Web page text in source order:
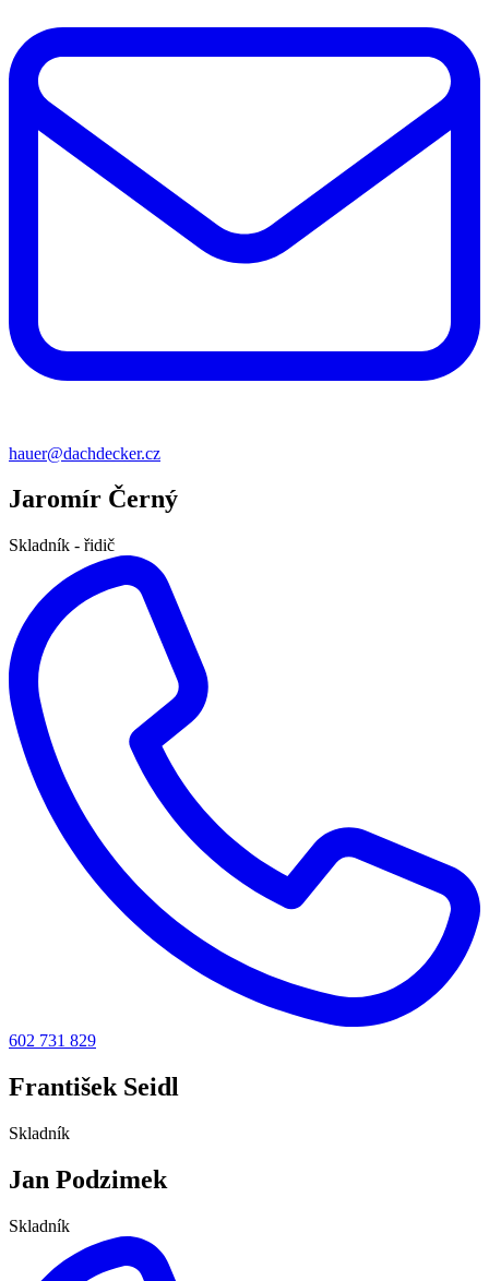
hauer@dachdecker.cz
Jaromír Černý
Skladník - řidič
602 731 829
František Seidl
Skladník
Jan Podzimek
Skladník